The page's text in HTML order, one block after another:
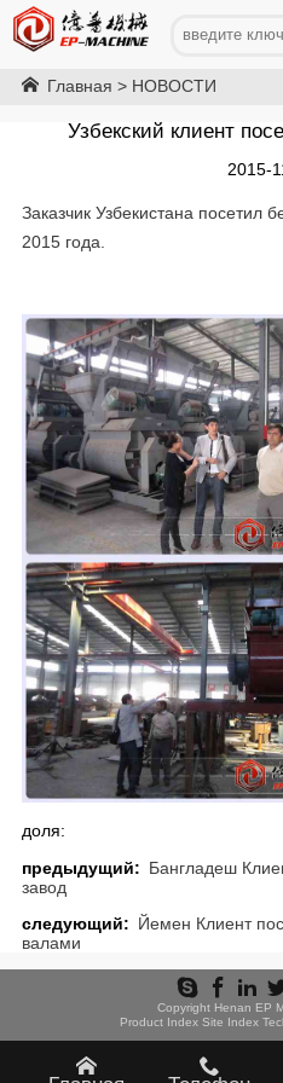
Главная > НОВОСТИ
Узбекский клиент
2015-
Заказчик Узбекистана посетил
2015 года.
доля:
предыдущий: Бангладеш
завод
следующий: Йемен Клиент
валами
Copyright Henan EP
Product Index Site Index